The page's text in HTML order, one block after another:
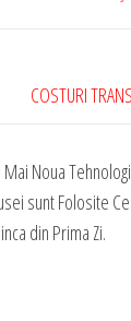
Michael
003
COSTURI
Noua
sunt Folosite
din Prima Zi.